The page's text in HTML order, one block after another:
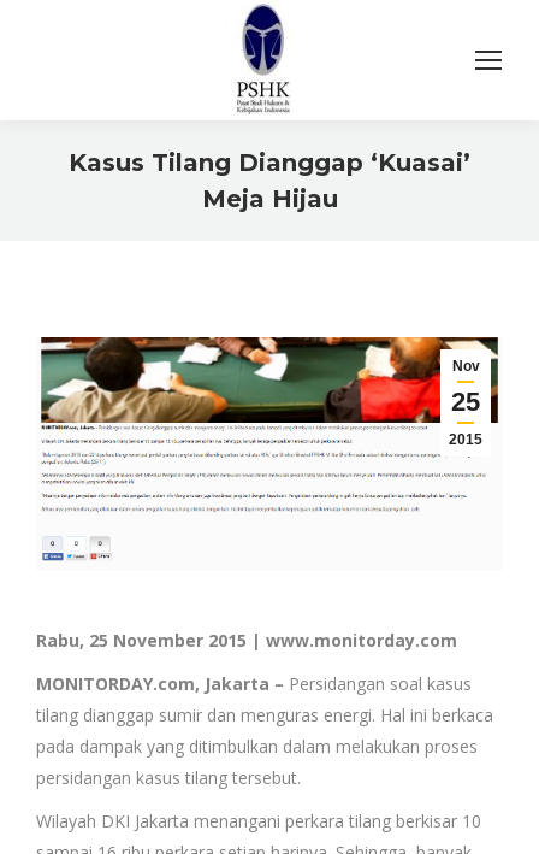
Kasus Tilang Dianggap ‘Kuasai’
Meja Hijau
Nov
25
2015
Rabu, 25 November 2015 | www.monitorday.com
MONITORDAY.com, Jakarta – Persidangan soal kasus
tilang dianggap sumir dan menguras energi. Hal ini berkaca
pada dampak yang ditimbulkan dalam melakukan proses
persidangan kasus tilang tersebut.
Wilayah DKI Jakarta menangani perkara tilang berkisar 10